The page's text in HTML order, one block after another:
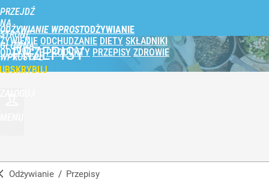
PRZEJDŹ
NA
STRONĘ
GŁÓWNĄ
WPROST.PL
ODŻYWIANIE WPROST
ŻYWIENIE ODCHUDZANIE DIETY SKŁADNIKI
ODŻYWCZE PRODUKTY PRZEPISY ZDROWIE
PRZEPISY
Odżywianie / Przepisy